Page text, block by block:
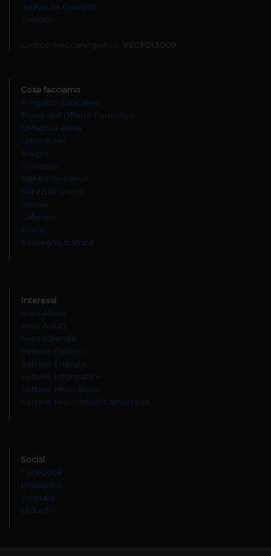
rischio da Covid-19
Contatti
Cosa facciamo
Progetto Educativo
Piano dell'Offerta Formativa
Didattica attiva
Laboratorio
Stages
Pastorale
Attività formative
Servizi al lavoro
Articoli
Galleries
Eventi
Rassegna stampa
Interessi
Area Allievi
Area Adulti
Area Aziende
Settore Elettrico
Settore Energia
Settore Informatico
Settore Meccanico
Settore Motoristico/Carrozzeria
Social
Facebook
Instagram
Youtube
Linkedin